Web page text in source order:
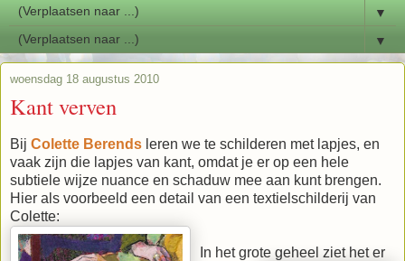
▼
▼
woensdag 18 augustus 2010
Kant verven
Bij Colette Berends leren we te schilderen met lapjes, en
vaak zijn die lapjes van kant, omdat je er op een hele
subtiele wijze nuance en schaduw mee aan kunt brengen.
Hier als voorbeeld een detail van een textielschilderij van
Colette:
In het grote geheel ziet het er